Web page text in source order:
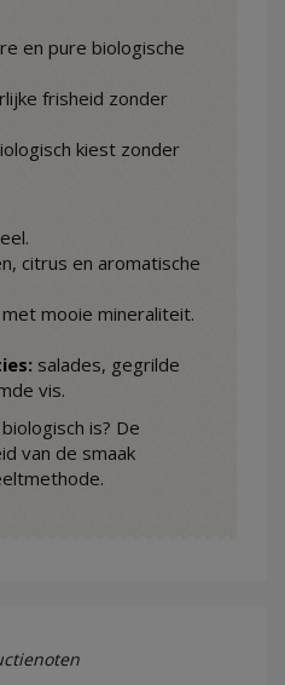
en pure biologische
frisheid zonder
kiest zonder
citrus en aromatische
mooie mineraliteit.
salades, gegrilde
vis.
is? De
van de smaak